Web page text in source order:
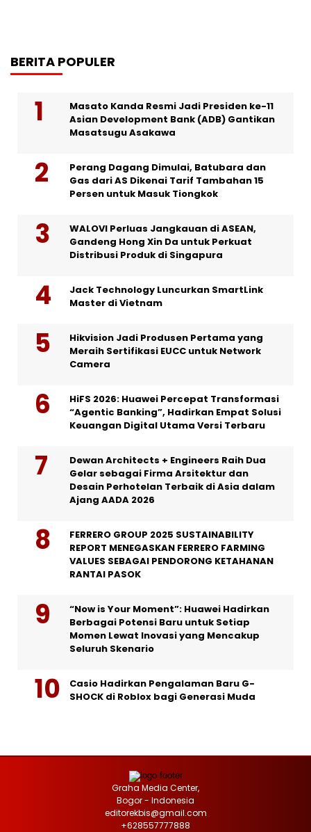
BERITA POPULER
Masato Kanda Resmi Jadi Presiden ke-11
Asian Development Bank (ADB) Gantikan
Masatsugu Asakawa
Perang Dagang Dimulai, Batubara dan
Gas dari AS Dikenai Tarif Tambahan 15
Persen untuk Masuk Tiongkok
WALOVI Perluas Jangkauan di ASEAN,
Gandeng Hong Xin Da untuk Perkuat
Distribusi Produk di Singapura
Jack Technology Luncurkan SmartLink
Master di Vietnam
Hikvision Jadi Produsen Pertama yang
Meraih Sertifikasi EUCC untuk Network
Camera
HiFS 2026: Huawei Percepat Transformasi
“Agentic Banking”, Hadirkan Empat Solusi
Keuangan Digital Utama Versi Terbaru
Dewan Architects + Engineers Raih Dua
Gelar sebagai Firma Arsitektur dan
Desain Perhotelan Terbaik di Asia dalam
Ajang AADA 2026
FERRERO GROUP 2025 SUSTAINABILITY
REPORT MENEGASKAN FERRERO FARMING
VALUES SEBAGAI PENDORONG KETAHANAN
RANTAI PASOK
“Now is Your Moment”: Huawei Hadirkan
Berbagai Potensi Baru untuk Setiap
Momen Lewat Inovasi yang Mencakup
Seluruh Skenario
Casio Hadirkan Pengalaman Baru G-
SHOCK di Roblox bagi Generasi Muda
Graha Media Center,
Bogor - Indonesia
editorekbis@gmail.com
+628557777888